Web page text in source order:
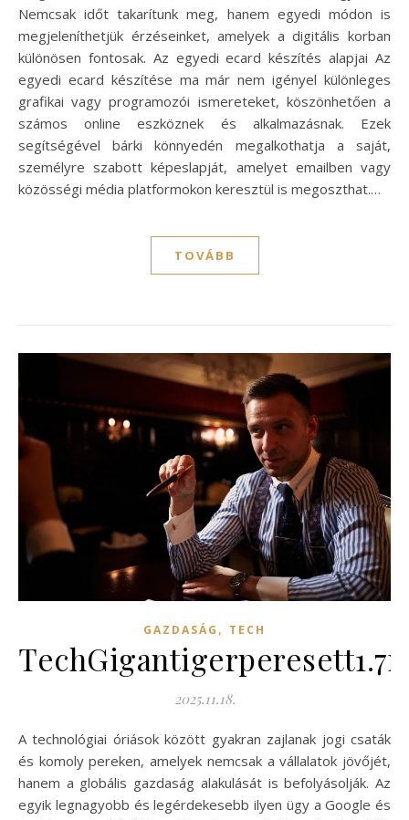
Nemcsak időt takarítunk meg, hanem egyedi módon is
megjeleníthetjük érzéseinket, amelyek a digitális korban
különösen fontosak. Az egyedi ecard készítés alapjai Az
egyedi ecard készítése ma már nem igényel különleges
grafikai vagy programozói ismereteket, köszönhetően a
számos online eszköznek és alkalmazásnak. Ezek
segítségével bárki könnyedén megalkothatja a saját,
személyre szabott képeslapját, amelyet emailben vagy
közösségi média platformokon keresztül is megoszthat.…
TOVÁBB
GAZDASÁG , TECH
2025.11.18.
A technológiai óriások között gyakran zajlanak jogi csaták
és komoly pereken, amelyek nemcsak a vállalatok jövőjét,
hanem a globális gazdaság alakulását is befolyásolják. Az
egyik legnagyobb és legérdekesebb ilyen ügy a Google és